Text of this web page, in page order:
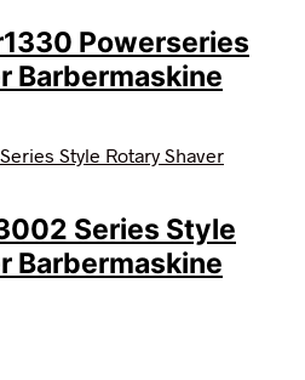
Powerseries
Barbermaskine
Series Style
Barbermaskine